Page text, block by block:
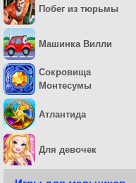
Побег из тюрьмы
Машинка Вилли
Сокровища
Монтесумы
Атлантида
Для девочек